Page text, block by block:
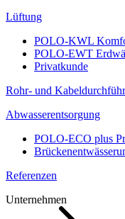
Lüftung
POLO-KWL
POLO-EWT
Privatkunde
Rohr- und
Abwasserentsorgung
POLO-ECO plus
Referenzen
Unternehmen